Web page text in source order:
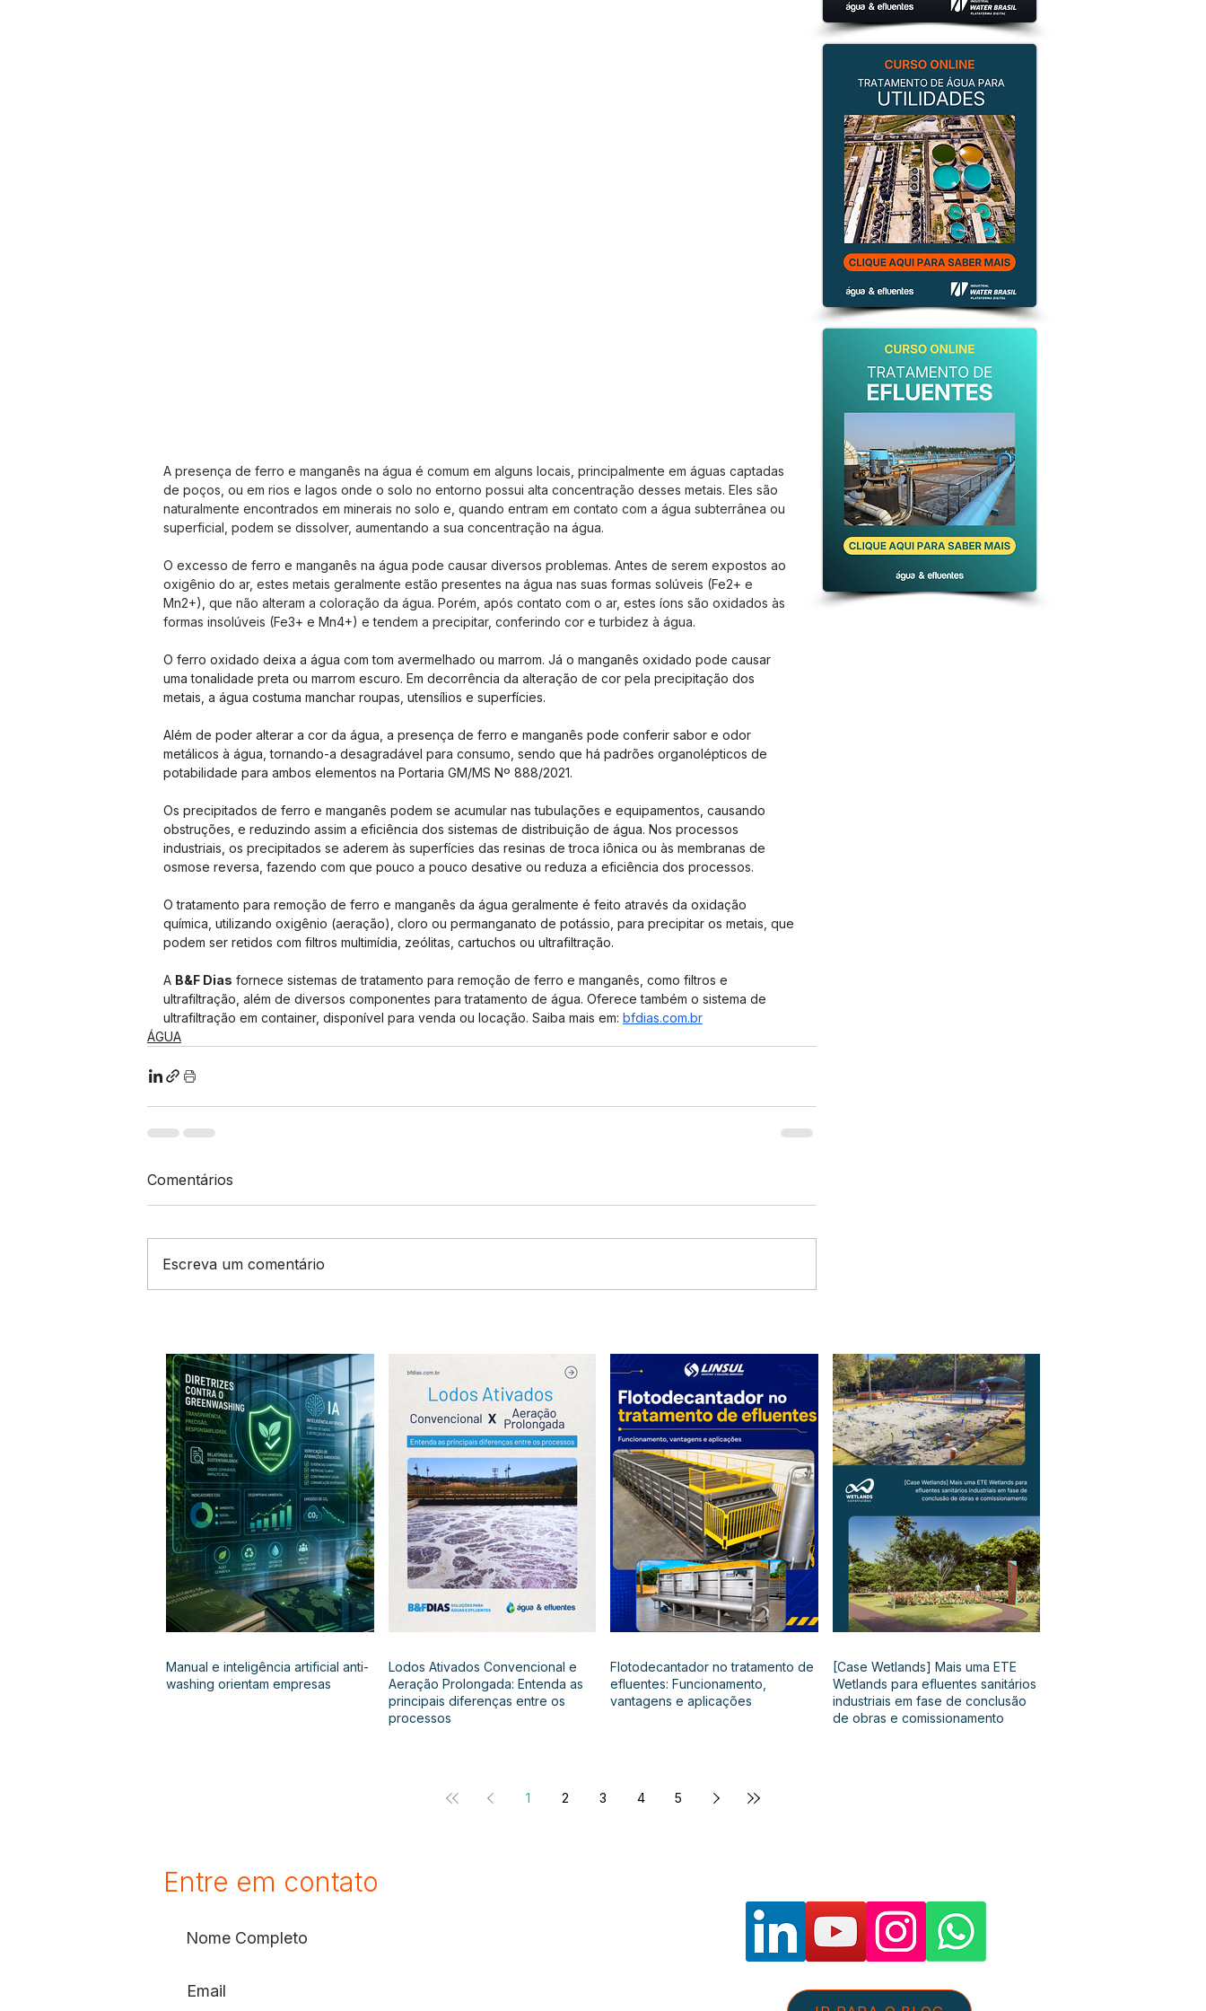
A presença de ferro e manganês na água é comum em alguns locais, principalmente em águas captadas
de poços, ou em rios e lagos onde o solo no entorno possui alta concentração desses metais. Eles são
naturalmente encontrados em minerais no solo e, quando entram em contato com a água subterrânea ou
superficial, podem se dissolver, aumentando a sua concentração na água.
O excesso de ferro e manganês na água pode causar diversos problemas. Antes de serem expostos ao
oxigênio do ar, estes metais geralmente estão presentes na água nas suas formas solúveis (Fe2+ e
Mn2+), que não alteram a coloração da água. Porém, após contato com o ar, estes íons são oxidados às
formas insolúveis (Fe3+ e Mn4+) e tendem a precipitar, conferindo cor e turbidez à água.
O ferro oxidado deixa a água com tom avermelhado ou marrom. Já o manganês oxidado pode causar
uma tonalidade preta ou marrom escuro. Em decorrência da alteração de cor pela precipitação dos
metais, a água costuma manchar roupas, utensílios e superfícies.
Além de poder alterar a cor da água, a presença de ferro e manganês pode conferir sabor e odor
metálicos à água, tornando-a desagradável para consumo, sendo que há padrões organolépticos de
potabilidade para ambos elementos na Portaria GM/MS Nº 888/2021.
Os precipitados de ferro e manganês podem se acumular nas tubulações e equipamentos, causando
obstruções, e reduzindo assim a eficiência dos sistemas de distribuição de água. Nos processos
industriais, os precipitados se aderem às superfícies das resinas de troca iônica ou às membranas de
osmose reversa, fazendo com que pouco a pouco desative ou reduza a eficiência dos processos.
O tratamento para remoção de ferro e manganês da água geralmente é feito através da oxidação
química, utilizando oxigênio (aeração), cloro ou permanganato de potássio, para precipitar os metais, que
podem ser retidos com filtros multimídia, zeólitas, cartuchos ou ultrafiltração.
A B&F Dias fornece sistemas de tratamento para remoção de ferro e manganês, como filtros e
ultrafiltração, além de diversos componentes para tratamento de água. Oferece também o sistema de
ultrafiltração em container, disponível para venda ou locação. Saiba mais em: bfdias.com.br
ÁGUA
Comentários
Escreva um comentário
Manual e inteligência artificial anti-
washing orientam empresas
Lodos Ativados Convencional e
Aeração Prolongada: Entenda as
principais diferenças entre os
processos
Flotodecantador no tratamento de
efluentes: Funcionamento,
vantagens e aplicações
[Case Wetlands] Mais uma ETE
Wetlands para efluentes sanitários
industriais em fase de conclusão
de obras e comissionamento
1 2 3 4 5
Entre em contato